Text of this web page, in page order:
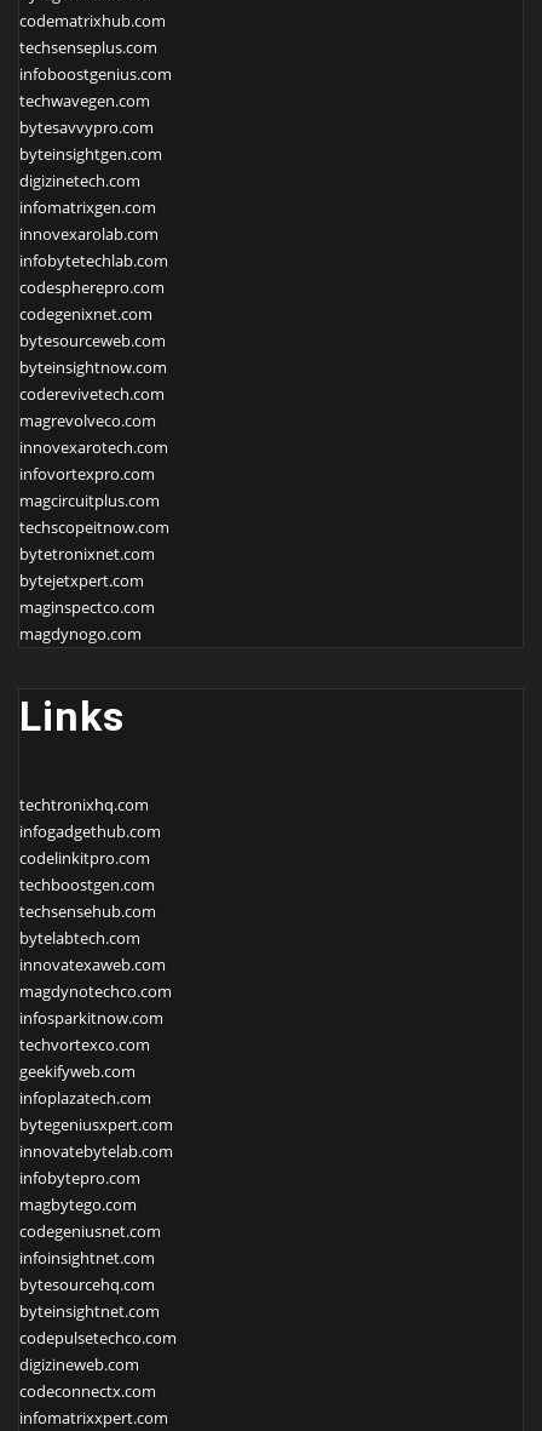
codematrixhub.com
techsenseplus.com
infoboostgenius.com
techwavegen.com
bytesavvypro.com
byteinsightgen.com
digizinetech.com
infomatrixgen.com
innovexarolab.com
infobytetechlab.com
codespherepro.com
codegenixnet.com
bytesourceweb.com
byteinsightnow.com
coderevivetech.com
magrevolveco.com
innovexarotech.com
infovortexpro.com
magcircuitplus.com
techscopeitnow.com
bytetronixnet.com
bytejetxpert.com
maginspectco.com
magdynogo.com
Links
techtronixhq.com
infogadgethub.com
codelinkitpro.com
techboostgen.com
techsensehub.com
bytelabtech.com
innovatexaweb.com
magdynotechco.com
infosparkitnow.com
techvortexco.com
geekifyweb.com
infoplazatech.com
bytegeniusxpert.com
innovatebytelab.com
infobytepro.com
magbytego.com
codegeniusnet.com
infoinsightnet.com
bytesourcehq.com
byteinsightnet.com
codepulsetechco.com
digizineweb.com
codeconnectx.com
infomatrixxpert.com